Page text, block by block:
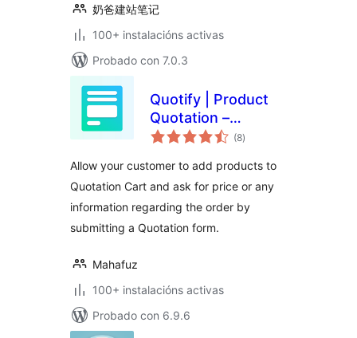
奶爸建站笔记
100+ instalacións activas
Probado con 7.0.3
Quotify | Product
Quotation –
Request a Quote
(8valoracións
totais
)
Allow your customer to add products to
Quotation Cart and ask for price or any
information regarding the order by
submitting a Quotation form.
Mahafuz
100+ instalacións activas
Probado con 6.9.6